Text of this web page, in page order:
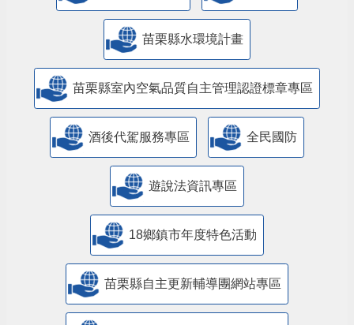
苗栗縣水環境計畫
苗栗縣室內空氣品質自主管理認證標章專區
酒後代駕服務專區 全民國防
遊說法資訊專區
18鄉鎮市年度特色活動
苗栗縣自主更新輔導團網站專區